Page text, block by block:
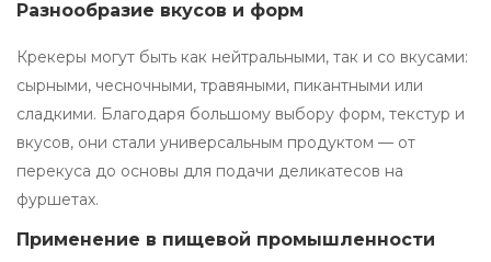
Разнообразие вкусов и форм
Крекеры могут быть как нейтральными, так и со вкусами:
сырными, чесночными, травяными, пикантными или
сладкими. Благодаря большому выбору форм, текстур и
вкусов, они стали универсальным продуктом — от
перекуса до основы для подачи деликатесов на
фуршетах.
Применение в пищевой промышленности